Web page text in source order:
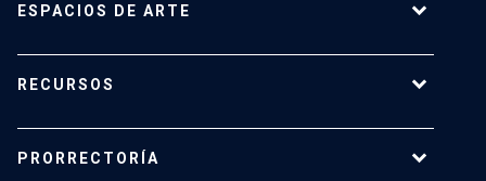
Escuela de Arte
Escuela de Diseño
Facultad de Comunicaciones
ESPACIOS DE ARTE
Galería Macchina
Espacio Vilches
RECURSOS
PRORRECTORÍA